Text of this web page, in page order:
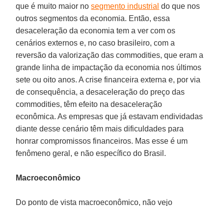
que é muito maior nosegmento industrial do que nos
outros segmentos da economia. Então, essa
desaceleração da economia tem a ver com os
cenários externos e, no caso brasileiro, com a
reversão da valorização das commodities, que eram a
grande linha de impactação da economia nos últimos
sete ou oito anos. A crise financeira externa e, por via
de consequência, a desaceleração do preço das
commodities, têm efeito na desaceleração
econômica. As empresas que já estavam endividadas
diante desse cenário têm mais dificuldades para
honrar compromissos financeiros. Mas esse é um
fenômeno geral, e não específico do Brasil.
Macroeconômico
Do ponto de vista macroeconômico, não vejo